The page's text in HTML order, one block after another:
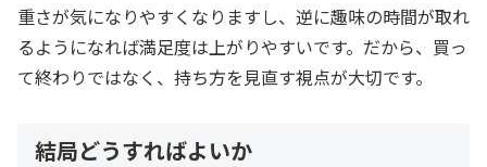
重さが気になりやすくなりますし、逆に趣味の時間が取れ
るようになれば満足度は上がりやすいです。だから、買っ
て終わりではなく、持ち方を見直す視点が大切です。
結局どうすればよいか